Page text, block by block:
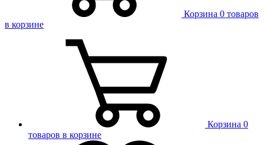
Корзина 0 товаров
в корзине
Корзина 0
товаров в корзине